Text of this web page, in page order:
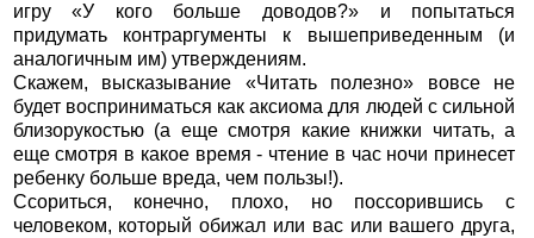
игру «У кого больше доводов?» и попытаться
придумать контраргументы к вышеприведенным (и
аналогичным им) утверждениям.
Скажем, высказывание «Читать полезно» вовсе не
будет восприниматься как аксиома для людей с сильной
близорукостью (а еще смотря какие книжки читать, а
еще смотря в какое время - чтение в час ночи принесет
ребенку больше вреда, чем пользы!).
Ссориться, конечно, плохо, но поссорившись с
человеком, который обижал или вас или вашего друга,